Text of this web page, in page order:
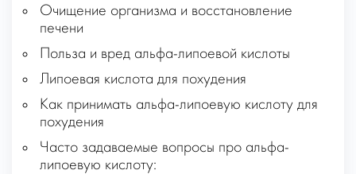
Очищение организма и восстановление
печени
Польза и вред альфа-липоевой кислоты
Липоевая кислота для похудения
Как принимать альфа-липоевую кислоту для
похудения
Часто задаваемые вопросы про альфа-
липоевую кислоту: